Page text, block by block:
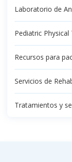
Laboratorio de
Pediatric
Recursos para
Servicios de
Tratamientos y